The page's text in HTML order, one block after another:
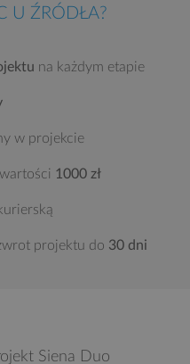
U ŹRÓDŁA?
na każdym etapie
w projekcie
1000 zł
projektu do 30 dni